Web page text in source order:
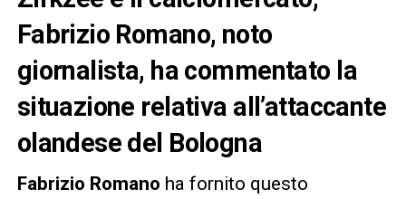
Fabrizio Romano, noto
giornalista, ha commentato la
situazione relativa all’attaccante
olandese del Bologna
Fabrizio Romano ha fornito questo